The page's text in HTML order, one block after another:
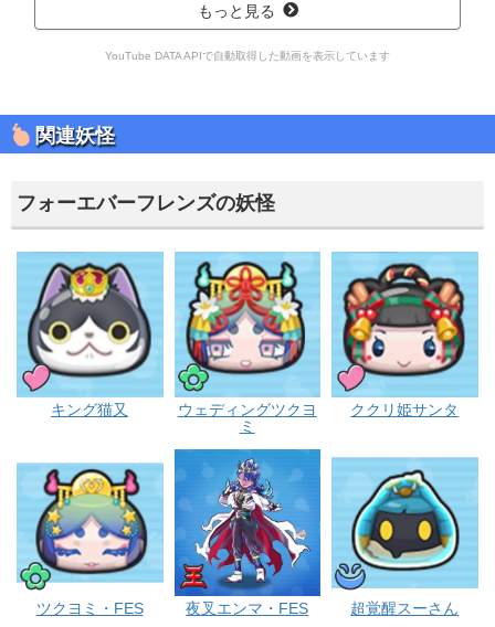
もっと見る
YouTube DATA APIで自動取得した動画を表示しています
関連妖怪
フォーエバーフレンズの妖怪
プリチー
キング猫又
ウェディングツクヨ
ミ
ククリ姫サンタ
ツクヨミ・FES
エンマ
夜叉エンマ・FES 超覚醒スーさん